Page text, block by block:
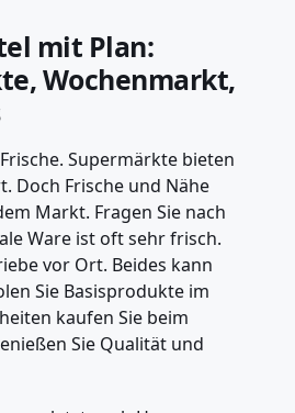
mit Plan:
Wochenmarkt,
Supermärkte bieten
Doch Frische und Nähe
Markt. Fragen Sie nach
Ware ist oft sehr frisch.
vor Ort. Beides kann
Sie Basisprodukte im
kaufen Sie beim
Sie Qualität und